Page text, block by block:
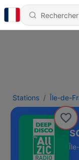
Stations Île-de-
Radio DEEP